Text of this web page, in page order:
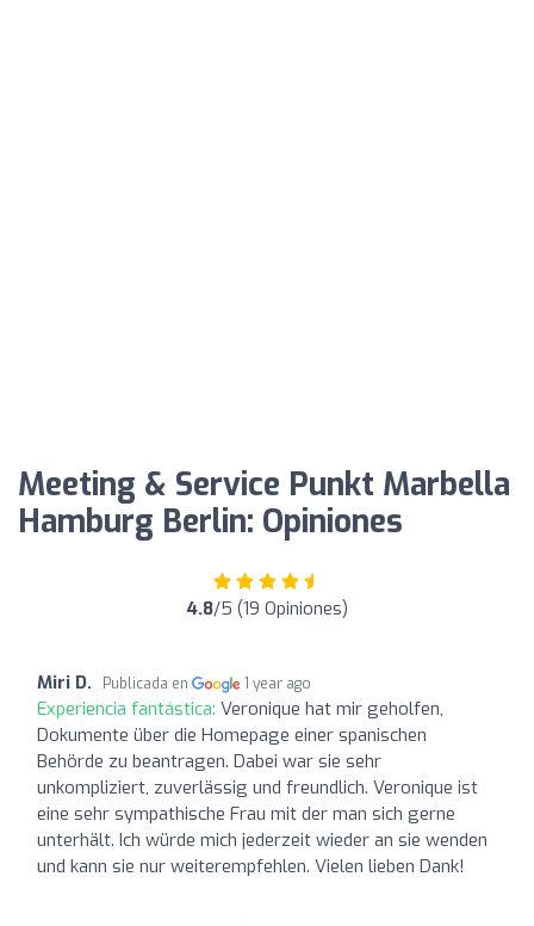
Meeting & Service Punkt Marbella
Hamburg Berlin: Opiniones
4.8/5 (19 Opiniones)
Miri D. Publicada en 1 year ago
Experiencia fantástica: Veronique hat mir geholfen,
Dokumente über die Homepage einer spanischen
Behörde zu beantragen. Dabei war sie sehr
unkompliziert, zuverlässig und freundlich. Veronique ist
eine sehr sympathische Frau mit der man sich gerne
unterhält. Ich würde mich jederzeit wieder an sie wenden
und kann sie nur weiterempfehlen. Vielen lieben Dank!